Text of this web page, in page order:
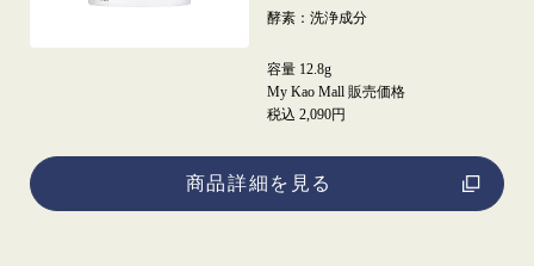
酵素：洗浄成分
容量 12.8g
My Kao Mall 販売価格
税込 2,090円
商品詳細を見る